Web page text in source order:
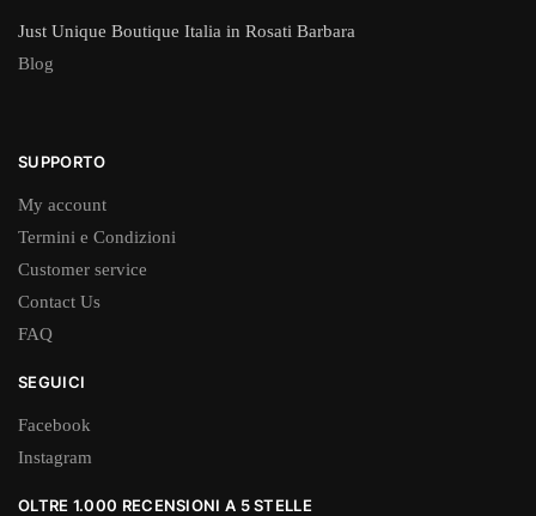
Just Unique Boutique Italia in Rosati Barbara
Blog
SUPPORTO
My account
Termini e Condizioni
Customer service
Contact Us
FAQ
SEGUICI
Facebook
Instagram
OLTRE 1.000 RECENSIONI A 5 STELLE